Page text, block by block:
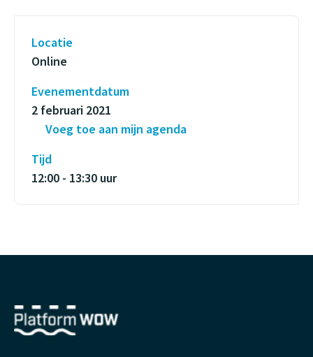
Locatie
Online
Evenementdatum
2 februari 2021
Voeg toe aan mijn agenda
Tijd
12:00 - 13:30 uur